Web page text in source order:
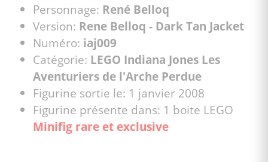
Personnage: René Belloq
Version: Rene Belloq - Dark Tan Jacket
Numéro: iaj009
Catégorie: LEGO Indiana Jones Les
Aventuriers de l'Arche Perdue
Figurine sortie le: 1 janvier 2008
Figurine présente dans: 1 boite LEGO
Minifig rare et exclusive